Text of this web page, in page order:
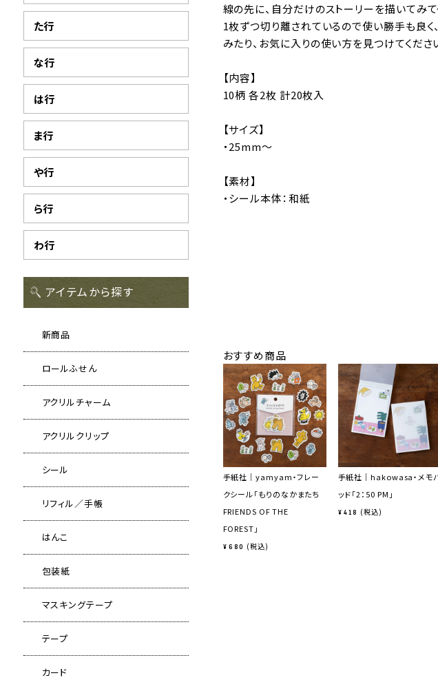
た行
な行
は行
ま行
や行
ら行
わ行
アイテムから探す
新商品
ロールふせん
アクリルチャーム
アクリルクリップ
シール
リフィル／手帳
はんこ
包装紙
マスキングテープ
テープ
カード
線の先に、自分だけのストーリーを描いてみて
1枚ずつ切り離されているので使い勝手も良
みたり、お気に入りの使い方を見つけてくださ
【内容】
10柄 各2枚 計20枚入
【サイズ】
・25mm〜
【素材】
・シール本体：和紙
おすすめ商品
手紙社｜yamyam・フレー
クシール「もりのなかまたち
FRIENDS OF THE
FOREST」
¥ 680 税込
手紙社｜hakowasa・メモ
ッド「2：50 PM」
¥ 418 税込